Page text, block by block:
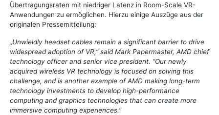
Übertragungsraten mit niedriger Latenz in Room-Scale VR-
Anwendungen zu ermöglichen. Hierzu einige Auszüge aus der
originalen Pressemitteilung:
„Unwieldly headset cables remain a significant barrier to drive
widespread adoption of VR,” said Mark Papermaster, AMD chief
technology officer and senior vice president. “Our newly
acquired wireless VR technology is focused on solving this
challenge, and is another example of AMD making long-term
technology investments to develop high-performance
computing and graphics technologies that can create more
immersive computing experiences.”